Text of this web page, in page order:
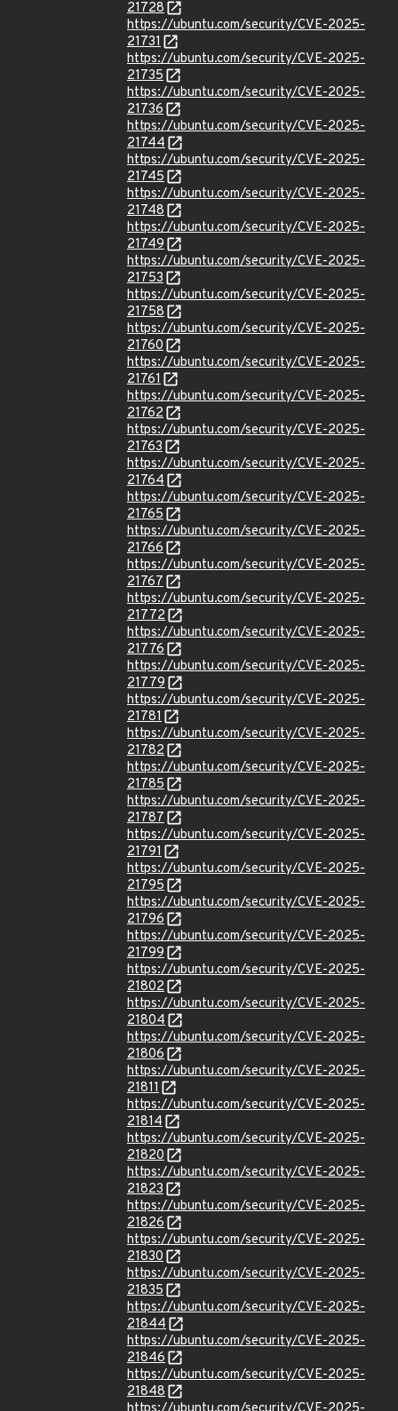
21728
https://ubuntu.com/security/CVE-2025-
21731
https://ubuntu.com/security/CVE-2025-
21735
https://ubuntu.com/security/CVE-2025-
21736
https://ubuntu.com/security/CVE-2025-
21744
https://ubuntu.com/security/CVE-2025-
21745
https://ubuntu.com/security/CVE-2025-
21748
https://ubuntu.com/security/CVE-2025-
21749
https://ubuntu.com/security/CVE-2025-
21753
https://ubuntu.com/security/CVE-2025-
21758
https://ubuntu.com/security/CVE-2025-
21760
https://ubuntu.com/security/CVE-2025-
21761
https://ubuntu.com/security/CVE-2025-
21762
https://ubuntu.com/security/CVE-2025-
21763
https://ubuntu.com/security/CVE-2025-
21764
https://ubuntu.com/security/CVE-2025-
21765
https://ubuntu.com/security/CVE-2025-
21766
https://ubuntu.com/security/CVE-2025-
21767
https://ubuntu.com/security/CVE-2025-
21772
https://ubuntu.com/security/CVE-2025-
21776
https://ubuntu.com/security/CVE-2025-
21779
https://ubuntu.com/security/CVE-2025-
21781
https://ubuntu.com/security/CVE-2025-
21782
https://ubuntu.com/security/CVE-2025-
21785
https://ubuntu.com/security/CVE-2025-
21787
https://ubuntu.com/security/CVE-2025-
21791
https://ubuntu.com/security/CVE-2025-
21795
https://ubuntu.com/security/CVE-2025-
21796
https://ubuntu.com/security/CVE-2025-
21799
https://ubuntu.com/security/CVE-2025-
21802
https://ubuntu.com/security/CVE-2025-
21804
https://ubuntu.com/security/CVE-2025-
21806
https://ubuntu.com/security/CVE-2025-
21811
https://ubuntu.com/security/CVE-2025-
21814
https://ubuntu.com/security/CVE-2025-
21820
https://ubuntu.com/security/CVE-2025-
21823
https://ubuntu.com/security/CVE-2025-
21826
https://ubuntu.com/security/CVE-2025-
21830
https://ubuntu.com/security/CVE-2025-
21835
https://ubuntu.com/security/CVE-2025-
21844
https://ubuntu.com/security/CVE-2025-
21846
https://ubuntu.com/security/CVE-2025-
21848